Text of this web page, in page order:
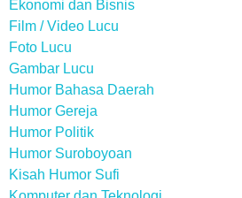
Ekonomi dan Bisnis
Film / Video Lucu
Foto Lucu
Gambar Lucu
Humor Bahasa Daerah
Humor Gereja
Humor Politik
Humor Suroboyoan
Kisah Humor Sufi